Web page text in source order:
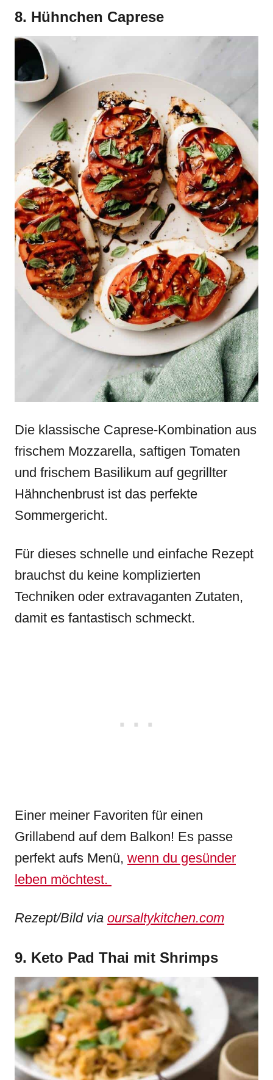
8. Hühnchen Caprese
Die klassische Caprese-Kombination aus
frischem Mozzarella, saftigen Tomaten
und frischem Basilikum auf gegrillter
Hähnchenbrust ist das perfekte
Sommergericht.
Für dieses schnelle und einfache Rezept
brauchst du keine komplizierten
Techniken oder extravaganten Zutaten,
damit es fantastisch schmeckt.
Einer meiner Favoriten für einen
Grillabend auf dem Balkon! Es passe
perfekt aufs Menü, wenn du gesünder
leben möchtest.
Rezept/Bild via oursaltykitchen.com
9. Keto Pad Thai mit Shrimps